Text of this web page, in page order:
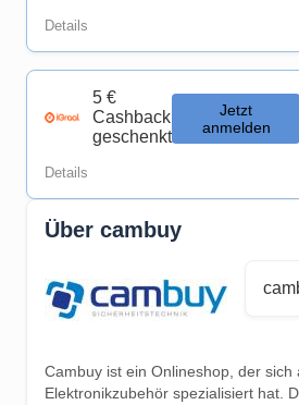
Details
5 €
Cashback
geschenkt
Jetzt
anmelden
Details
Über cambuy
Cambuy ist ein Onlineshop, der sich
Elektronikzubehör spezialisiert hat.